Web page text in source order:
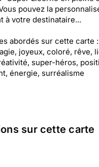
pouvez la
à votre destinataire...
abordés sur cette carte
joyeux, coloré, rêve,
super-héros,
énergie, surréalisme
sur cette carte